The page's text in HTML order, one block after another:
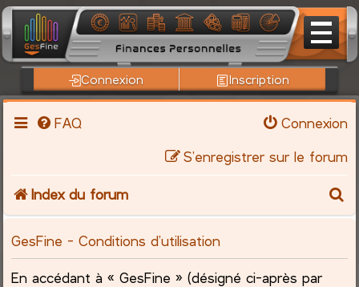
Connexion Inscription
FAQ
Connexion
S’enregistrer sur le forum
Index du forum
c
GesFine - Conditions d’utilisation
En accédant à « GesFine » (désigné ci-après par